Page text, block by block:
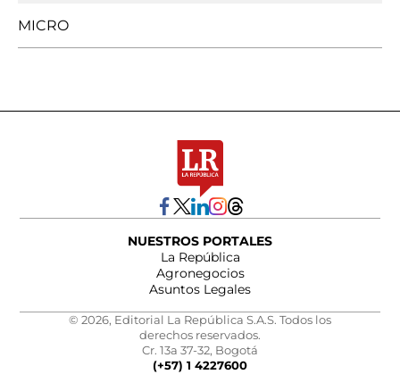
MICRO
NUESTROS PORTALES
La República
Agronegocios
Asuntos Legales
© 2026, Editorial La República S.A.S. Todos los
derechos reservados.
Cr. 13a 37-32, Bogotá
(+57) 1 4227600